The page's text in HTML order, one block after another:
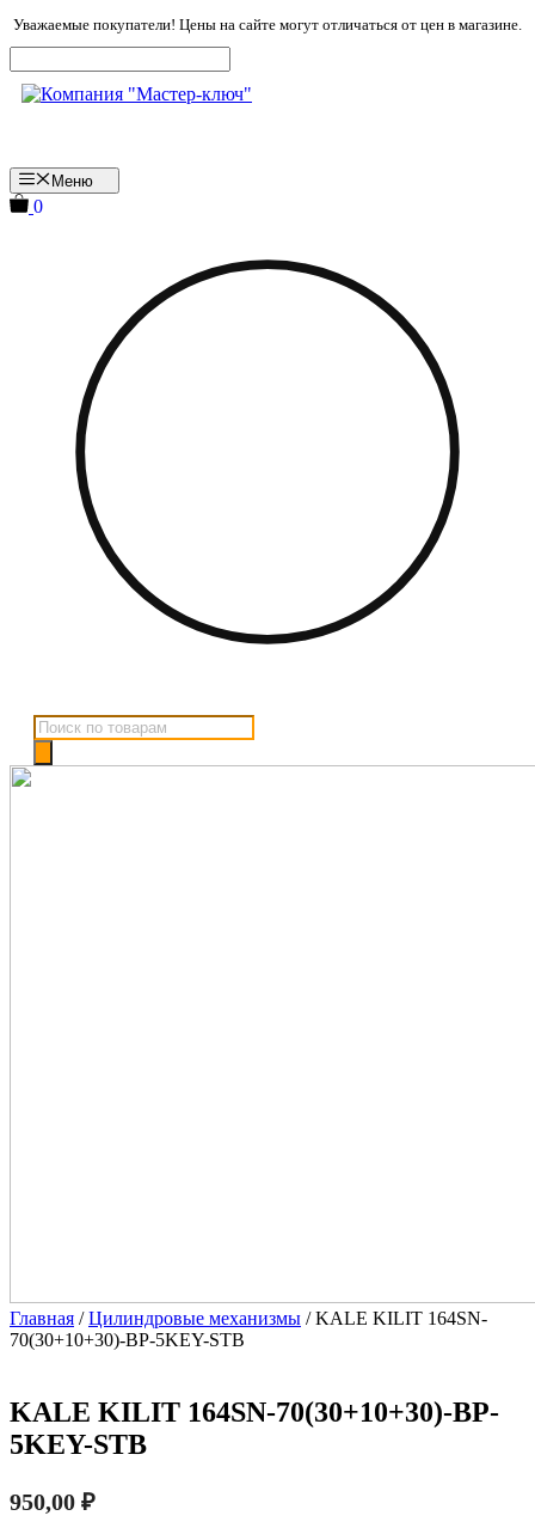
Перейти
к
содержимому
Уважаемые покупатели! Цены на сайте могут отличаться от цен в магазине.
Меню
0
Поиск
товаров
Главная /Цилиндровые механизмы / KALE KILIT 164SN-
70(30+10+30)-BP-5KEY-STB
KALE KILIT 164SN-70(30+10+30)-BP-
5KEY-STB
950,00 ₽